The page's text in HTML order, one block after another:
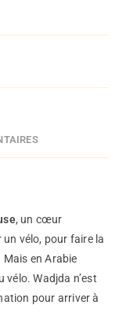
, un cœur
vélo, pour faire la
en Arabie
Wadjda n’est
pour arriver à